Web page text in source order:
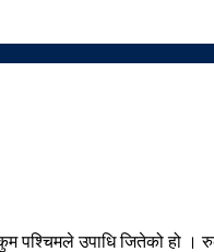
उपाधि जितेको हो ।